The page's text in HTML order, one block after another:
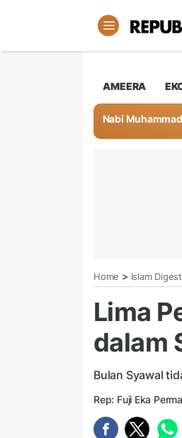
AMEERA
Nabi Muhammad
Home > Islam Digest
Lima
dalam
Bulan Syawal
Rep: Fuji Eka